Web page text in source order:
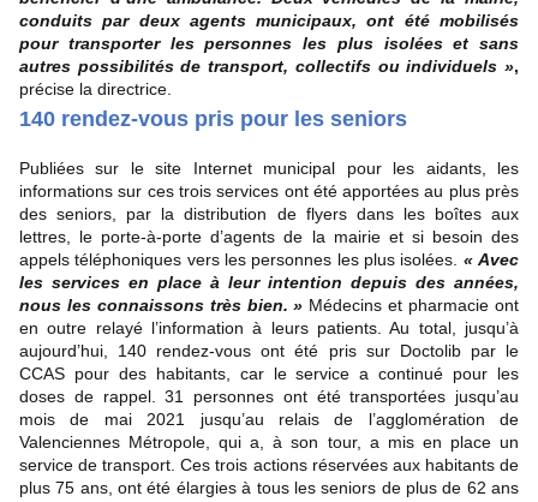
conduits par deux agents municipaux, ont été mobilisés
pour transporter les personnes les plus isolées et sans
autres possibilités de transport, collectifs ou individuels »,
précise la directrice.
140 rendez-vous pris pour les seniors
Publiées sur le site Internet municipal pour les aidants, les
informations sur ces trois services ont été apportées au plus près
des seniors, par la distribution de flyers dans les boîtes aux
lettres, le porte-à-porte d’agents de la mairie et si besoin des
appels téléphoniques vers les personnes les plus isolées. « Avec
les services en place à leur intention depuis des années,
nous les connaissons très bien. » Médecins et pharmacie ont
en outre relayé l’information à leurs patients. Au total, jusqu’à
aujourd’hui, 140 rendez-vous ont été pris sur Doctolib par le
CCAS pour des habitants, car le service a continué pour les
doses de rappel. 31 personnes ont été transportées jusqu’au
mois de mai 2021 jusqu’au relais de l’agglomération de
Valenciennes Métropole, qui a, à son tour, a mis en place un
service de transport. Ces trois actions réservées aux habitants de
plus 75 ans, ont été élargies à tous les seniors de plus de 62 ans